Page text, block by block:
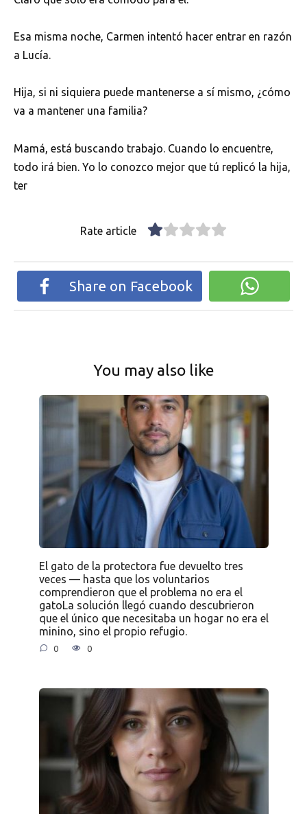
Esa misma noche, Carmen intentó hacer entrar en razón
a Lucía.
Hija, si ni siquiera puede mantenerse a sí mismo, ¿cómo
va a mantener una familia?
Mamá, está buscando trabajo. Cuando lo encuentre,
todo irá bien. Yo lo conozco mejor que tú replicó la hija,
ter
Rate article
Share on Facebook
You may also like
El gato de la protectora fue devuelto tres
veces — hasta que los voluntarios
comprendieron que el problema no era el
gatoLa solución llegó cuando descubrieron
que el único que necesitaba un hogar no era el
minino, sino el propio refugio.
0 0